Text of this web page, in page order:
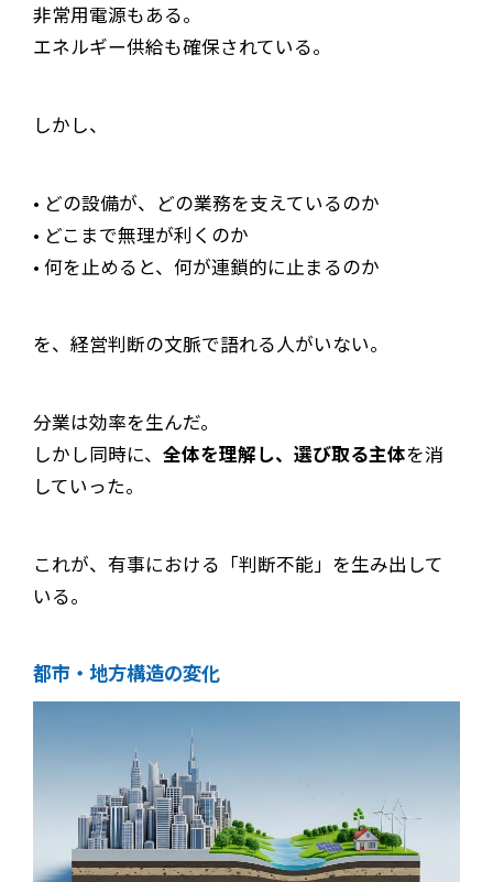
非常用電源もある。
エネルギー供給も確保されている。
しかし、
• どの設備が、どの業務を支えているのか
• どこまで無理が利くのか
• 何を止めると、何が連鎖的に止まるのか
を、経営判断の文脈で語れる人がいない。
分業は効率を生んだ。
しかし同時に、 全体を理解し、選び取る主体を消
していった。
これが、有事における「判断不能」を生み出して
いる。
都市・地方構造の変化